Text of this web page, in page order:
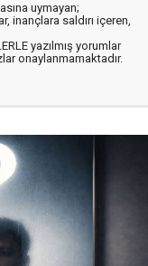
uymayan;
inançlara saldırı içeren,
yazılmış yorumlar
onaylanmamaktadır.